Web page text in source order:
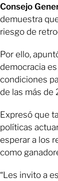
Consejo
demuestra
riesgo de
Por ello,
democracia
condiciones
de las más de
Expresó que
políticas
esperar a los
como
“Les invito a